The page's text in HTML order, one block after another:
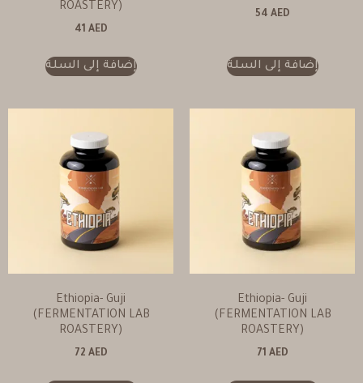
54 AED
إضافة إلى السلة
ROASTERY)
41 AED
إضافة إلى السلة
Ethiopia- Guji
(FERMENTATION LAB
ROASTERY)
71 AED
Ethiopia- Guji
(FERMENTATION LAB
ROASTERY)
72 AED